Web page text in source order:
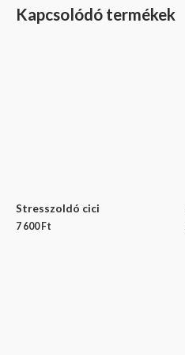
Kapcsolódó termékek
Stresszoldó cici
7 600 Ft